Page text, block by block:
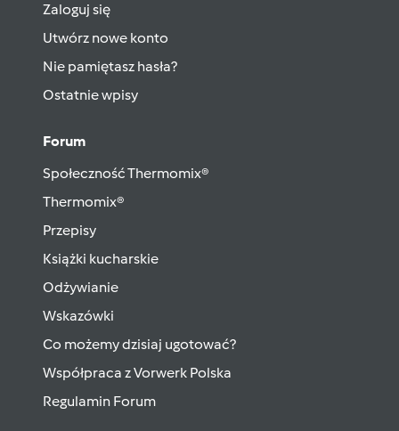
Zaloguj się
Utwórz nowe konto
Nie pamiętasz hasła?
Ostatnie wpisy
Forum
Społeczność Thermomix®
Thermomix®
Przepisy
Książki kucharskie
Odżywianie
Wskazówki
Co możemy dzisiaj ugotować?
Współpraca z Vorwerk Polska
Regulamin Forum